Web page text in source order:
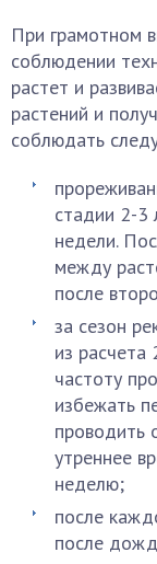
При грамотном
соблюдении
растет и
растений и
соблюдать
стадии 2-3
недели.
между
после
за сезон
из
частоту
избежать
проводить
утреннее
неделю;
после
после